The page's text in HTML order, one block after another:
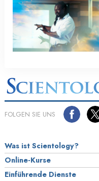
FOLGEN SIE UNS
Was ist Scientology?
Online-Kurse
Einführende Dienste